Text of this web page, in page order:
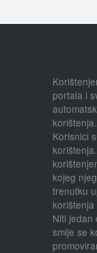
portala i
korištenja.
Korisnici
kojeg
trenutku
Niti jedan
smije se